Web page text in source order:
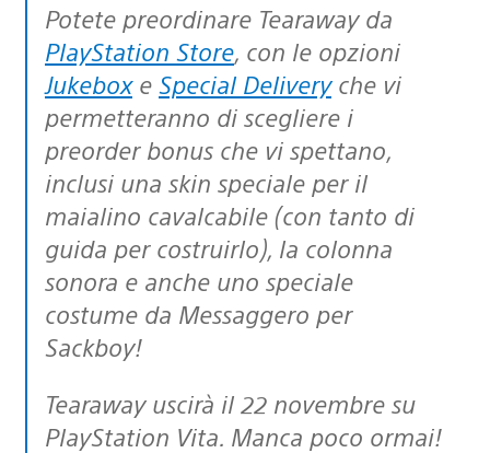
Potete preordinare Tearaway da
PlayStation Store, con le opzioni
Jukeboxe Special Deliveryche vi
permetteranno di scegliere i
preorder bonus che vi spettano,
inclusi una skin speciale per il
maialino cavalcabile (con tanto di
guida per costruirlo), la colonna
sonora e anche uno speciale
costume da Messaggero per
Sackboy!
Tearaway uscirà il 22 novembre su
PlayStation Vita. Manca poco ormai!